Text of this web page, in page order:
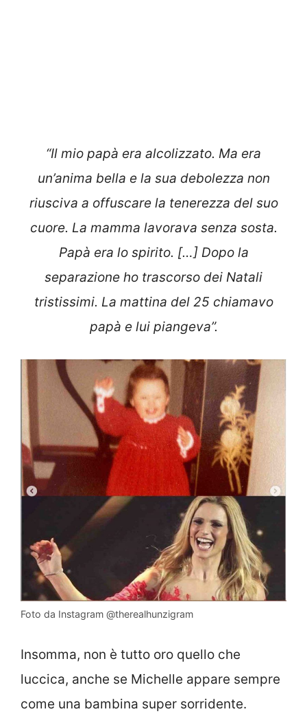
“Il mio papà era alcolizzato. Ma era
un’anima bella e la sua debolezza non
riusciva a offuscare la tenerezza del suo
cuore. La mamma lavorava senza sosta.
Papà era lo spirito. […] Dopo la
separazione ho trascorso dei Natali
tristissimi. La mattina del 25 chiamavo
papà e lui piangeva”.
Foto da Instagram @therealhunzigram
Insomma, non è tutto oro quello che
luccica, anche se Michelle appare sempre
come una bambina super sorridente.